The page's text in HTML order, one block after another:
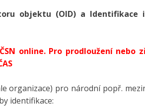
objektu (OID) a Identifikace
online. Pro prodloužení nebo
organizace) pro národní popř.
identifikace: